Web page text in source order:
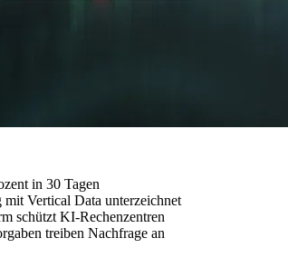
in 30 Tagen
mit Vertical Data unterzeichnet
schützt KI-Rechenzentren
treiben Nachfrage an